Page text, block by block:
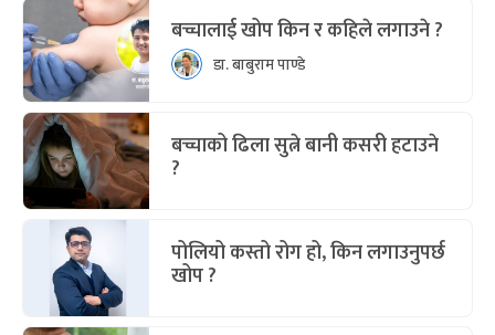
बच्चालाई खोप किन र कहिले लगाउने ?
डा. बाबुराम पाण्डे
बच्चाको ढिला सुत्ने बानी कसरी हटाउने
?
पोलियो कस्तो रोग हो, किन लगाउनुपर्छ
खोप ?